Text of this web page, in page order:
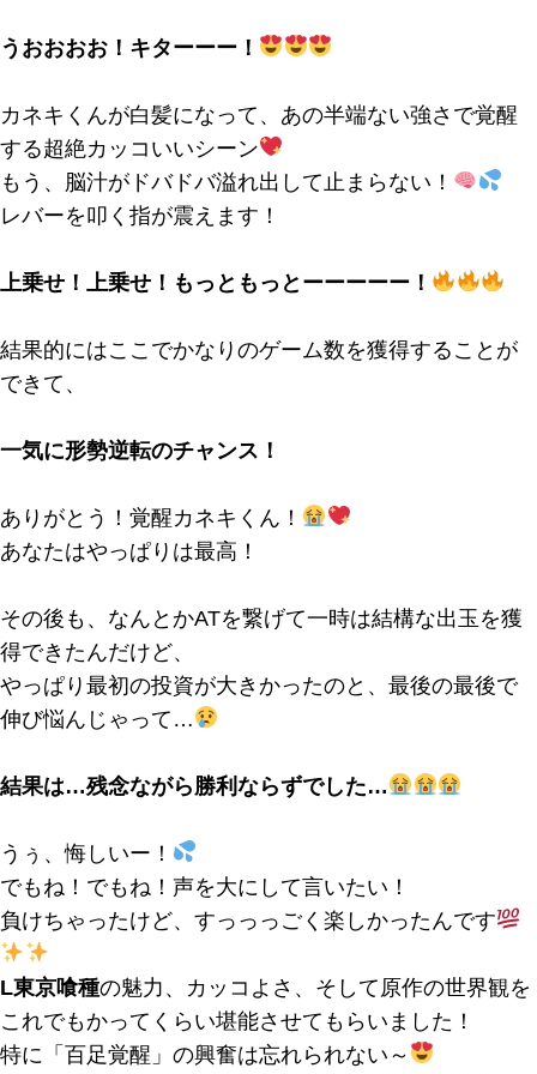
うおおおお！キターーー！
カネキくんが白髪になって、あの半端ない強さで覚醒
する超絶カッコいいシーン
もう、脳汁がドバドバ溢れ出して止まらない！
レバーを叩く指が震えます！
上乗せ！上乗せ！もっともっとーーーーー！
結果的にはここでかなりのゲーム数を獲得することが
できて、
一気に形勢逆転のチャンス！
ありがとう！覚醒カネキくん！
あなたはやっぱりは最高！
その後も、なんとかATを繋げて一時は結構な出玉を獲
得できたんだけど、
やっぱり最初の投資が大きかったのと、最後の最後で
伸び悩んじゃって…
結果は…残念ながら勝利ならずでした…
うぅ、悔しいー！
でもね！でもね！声を大にして言いたい！
負けちゃったけど、すっっっごく楽しかったんです
L東京喰種の魅力、カッコよさ、そして原作の世界観を
これでもかってくらい堪能させてもらいました！
特に「百足覚醒」の興奮は忘れられない～